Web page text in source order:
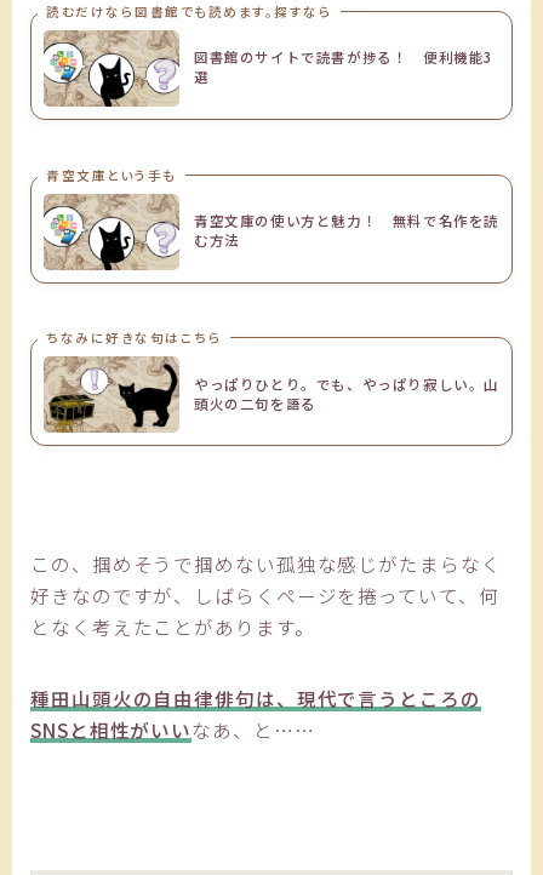
読むだけなら図書館でも読めます。探すなら
図書館のサイトで読書が捗る！ 便利機能3
選
青空文庫という手も
青空文庫の使い方と魅力！ 無料で名作を読
む方法
ちなみに好きな句はこちら
やっぱりひとり。でも、やっぱり寂しい。山
頭火の二句を語る
この、掴めそうで掴めない孤独な感じがたまらなく
好きなのですが、しばらくページを捲っていて、何
となく考えたことがあります。
種田山頭火の自由律俳句は、現代で言うところの
SNSと相性がいいなあ、と……